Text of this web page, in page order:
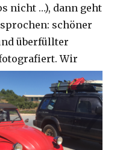
nicht …), dann geht
schöner
überfüllter
fotografiert. Wir